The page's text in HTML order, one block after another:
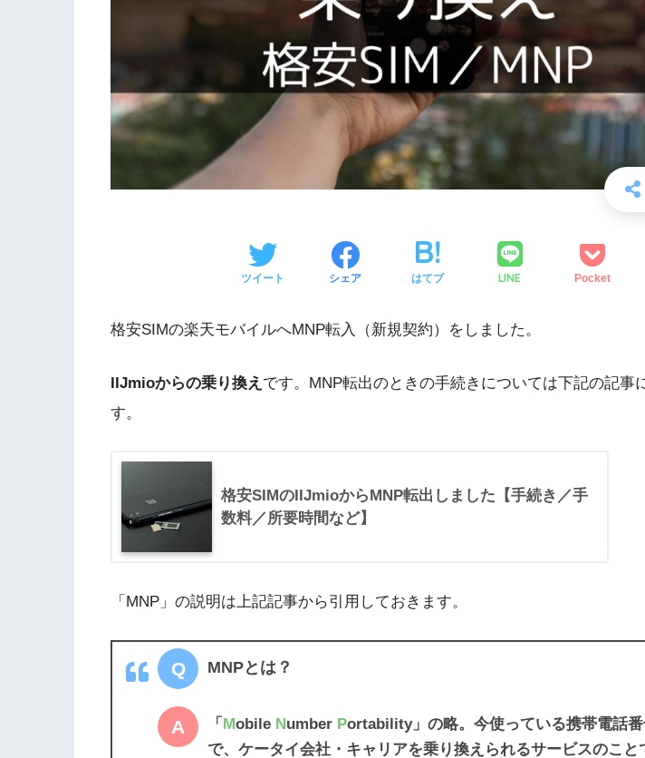
ツイート シェア はてブ LINE Pocket
格安SIMの楽天モバイルへMNP転入（新規契約）をしました。
IIJmioからの乗り換え です。MNP転出のときの手続きについては下記の記事
す。
格安SIMのIIJmioからMNP転出しました【手続き／手
数料／所要時間など】
「MNP」の説明は上記記事から引用しておきます。
MNPとは？
「 Mobile Number Portability」の略。今使っている携帯電話番
で、ケータイ会社・キャリアを乗り換えられるサービスのこと